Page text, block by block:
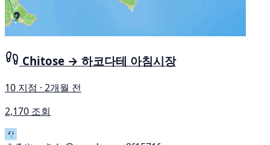
Chitose → 하코다테 아침시장
10 지점 · 2개월 전
2,170 조회